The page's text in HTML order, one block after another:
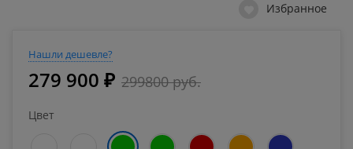
Избранное
Нашли дешевле?
279 900 ₽ 299800 руб.
Цвет